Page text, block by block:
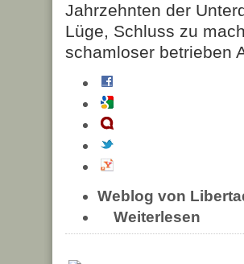
Jahrzehnten der
Lüge, Schluss zu
schamloser betrieben
Weblog von
Weiterlesen